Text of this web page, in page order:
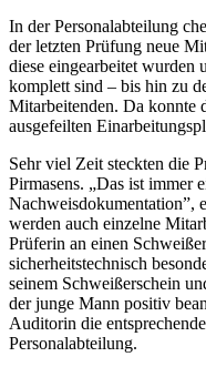
In der Personalabteilung
der letzten Prüfung neue
diese eingearbeitet wurden
komplett sind – bis hin zu
Mitarbeitenden. Da konnte
ausgefeilten
Sehr viel Zeit steckten die
Pirmasens. „Das ist immer
Nachweisdokumentation”,
werden auch einzelne
Prüferin an einen
sicherheitstechnisch
seinem Schweißerschein
der junge Mann positiv
Auditorin die
Personalabteilung.